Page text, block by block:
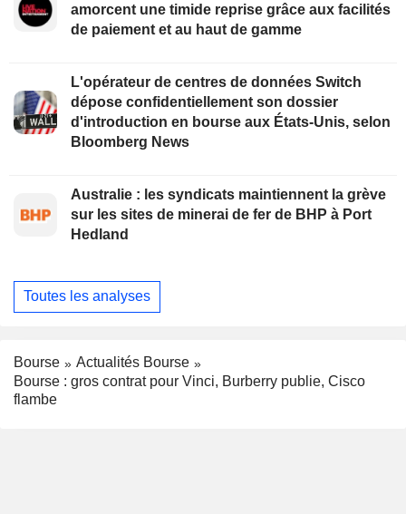
amorcent une timide reprise grâce aux facilités
de paiement et au haut de gamme
L'opérateur de centres de données Switch
dépose confidentiellement son dossier
d'introduction en bourse aux États-Unis, selon
Bloomberg News
Australie : les syndicats maintiennent la grève
sur les sites de minerai de fer de BHP à Port
Hedland
Toutes les analyses
Bourse
Actualités Bourse
Bourse : gros contrat pour Vinci, Burberry publie, Cisco
flambe